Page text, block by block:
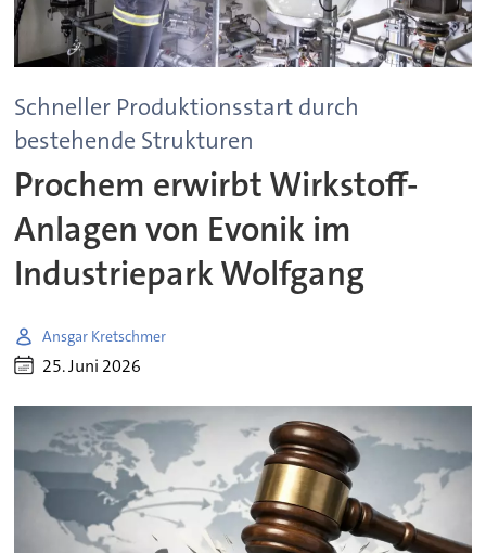
Schneller Produktionsstart durch
bestehende Strukturen
Prochem erwirbt Wirkstoff-
Anlagen von Evonik im
Industriepark Wolfgang
Ansgar Kretschmer
25. Juni 2026